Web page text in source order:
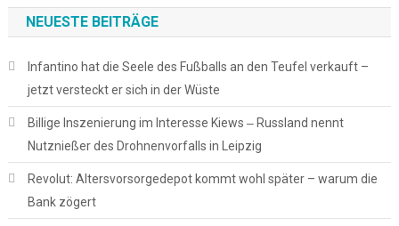
NEUESTE BEITRÄGE
Infantino hat die Seele des Fußballs an den Teufel verkauft –
jetzt versteckt er sich in der Wüste
Billige Inszenierung im Interesse Kiews ‒ Russland nennt
Nutznießer des Drohnenvorfalls in Leipzig
Revolut: Altersvorsorgedepot kommt wohl später – warum die
Bank zögert